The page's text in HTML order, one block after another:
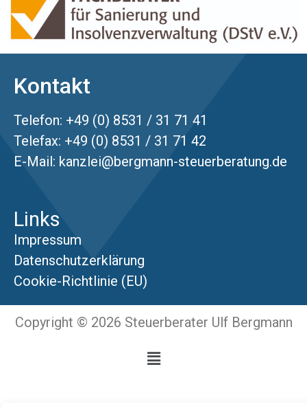
Kontakt
Telefon: +49 (0) 8531 / 31 71 41
Telefax: +49 (0) 8531 / 31 71 42
E-Mail: kanzlei@bergmann-steuerberatung.de
Links
Impressum
Datenschutzerklärung
Cookie-Richtlinie (EU)
Copyright © 2026 Steuerberater Ulf Bergmann